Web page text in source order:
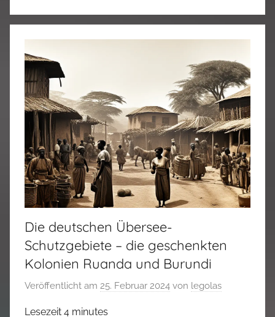
Die deutschen Übersee-
Schutzgebiete – die geschenkten
Kolonien Ruanda und Burundi
Veröffentlicht am 25. Februar 2024 von legolas
Lesezeit 4 minutes